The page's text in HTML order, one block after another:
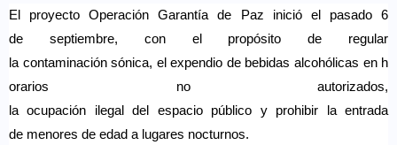
El proyecto Operación Garantía de Paz inició el pasado6
de septiembre, con el propósito de regular
la contaminación sónica, el expendio de bebidas alcohólicas en h
orarios no autorizados,
laocupación ilegal del espacio público y prohibir la entrada
de menores de edad a lugares nocturnos.